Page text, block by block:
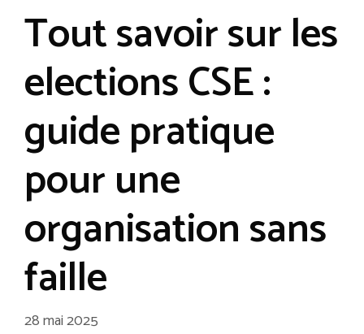
Tout savoir sur les
elections CSE :
guide pratique
pour une
organisation sans
faille
28 mai 2025